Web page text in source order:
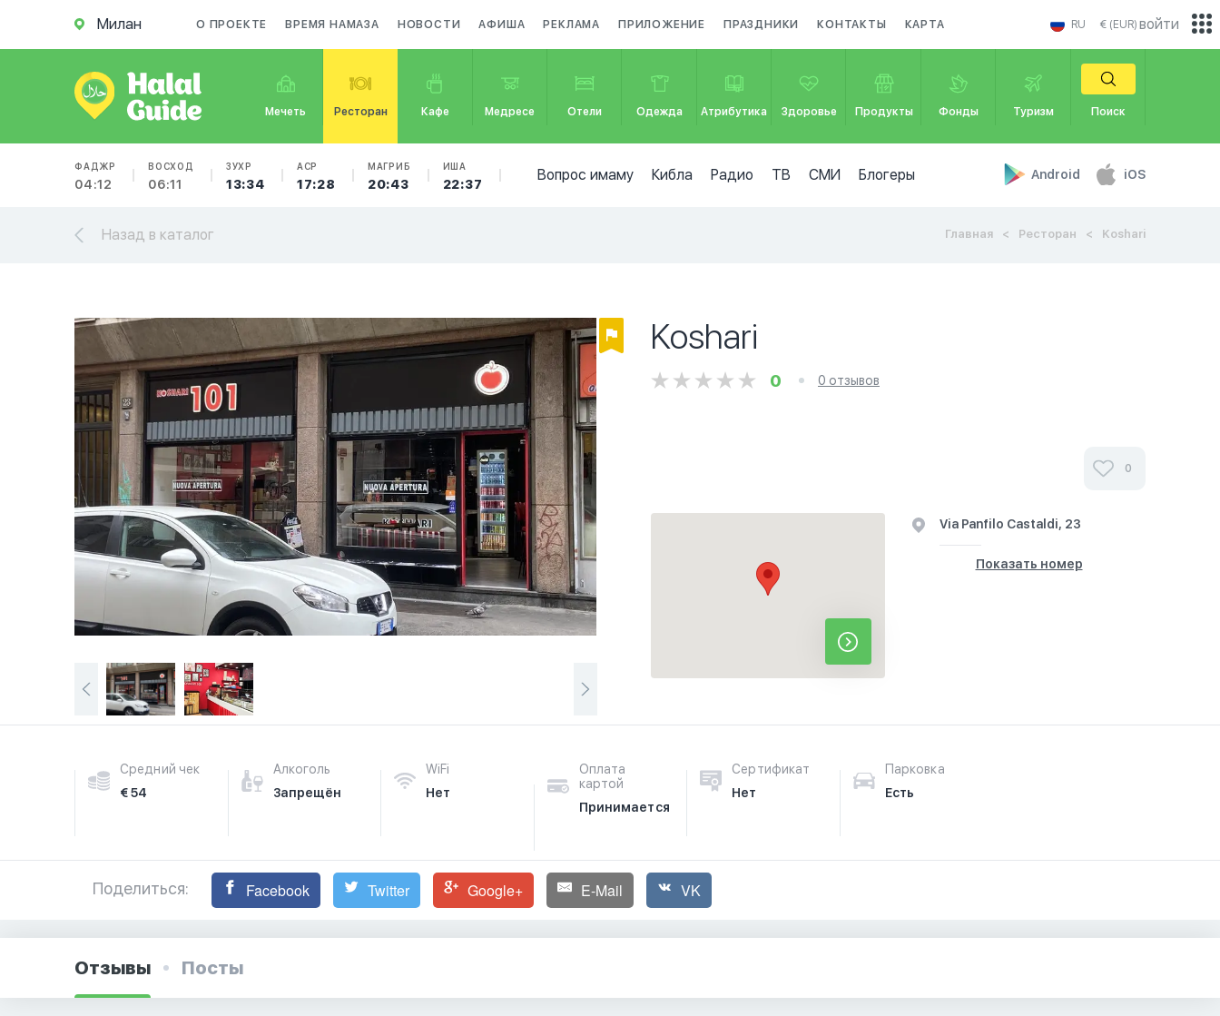
Милан О ПРОЕКТЕ ВРЕМЯ НАМАЗА НОВОСТИ АФИША РЕКЛАМА ПРИЛОЖЕНИЕ ПРАЗДНИКИ КОНТАКТЫ КАРТА RU € (EUR)
Мечеть Ресторан Кафе Медресе Отели Одежда Атрибутика Здоровье Продукты Фонды Туризм Поиск
ФАДЖР
04:12
ВОСХОД
06:11
ЗУХР
13:34
АСР
17:28
МАГРИБ
20:43
ИША
22:37
Вопрос имаму Кибла Радио ТВ СМИ Блогеры Android iOS
войти
Назад в каталог Главная Ресторан Koshari
Koshari
0 0 отзывов
0
Via Panfilo Castaldi, 23
Показать номер
Средний чек
€ 54
Алкоголь
Запрещён
WiFi
Нет
Оплата
картой
Принимается
Сертификат
Нет
Парковка
Есть
Поделиться: Facebook Twitter Google+ E-Mail VK
Отзывы Посты